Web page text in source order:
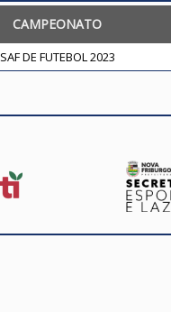
CAMPEONATO
DE FUTEBOL 2023